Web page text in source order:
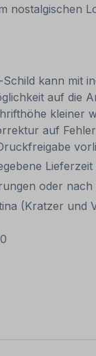
nostalgischen
kann mit
auf die
auf
oder
(Kratzer und